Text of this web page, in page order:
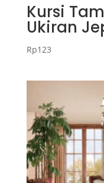
Kursi
Ukiran
Rp123